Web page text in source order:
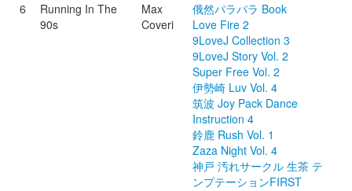
6
Running In The
90s
Max
Coveri
俄然パラパラ Book
Love Fire 2
9LoveJ Collection 3
9LoveJ Story Vol. 2
Super Free Vol. 2
伊勢崎 Luv Vol. 4
筑波 Joy Pack Dance
Instruction 4
鈴鹿 Rush Vol. 1
Zaza Night Vol. 4
神戸 汚れサークル 生茶 テ
ンプテーションFIRST